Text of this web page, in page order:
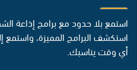
استمع بلا حدود مع برامج إذاعة
استكشف البرامج المميزة، واستمع
أي وقت يناسبك.